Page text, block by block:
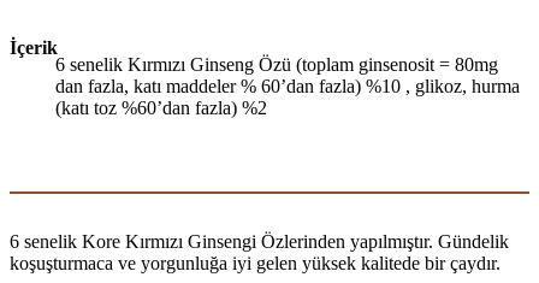
İçerik
6 senelik Kırmızı Ginseng Özü (toplam ginsenosit = 80mg
dan fazla, katı maddeler % 60’dan fazla) %10 , glikoz, hurma
(katı toz %60’dan fazla) %2
6 senelik Kore Kırmızı Ginsengi Özlerinden yapılmıştır. Gündelik
koşuşturmaca ve yorgunluğa iyi gelen yüksek kalitede bir çaydır.